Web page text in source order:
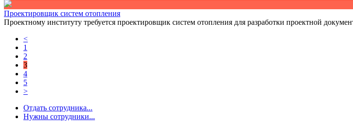
Проектировщик систем отопления
Проектному институту требуется проектировщик систем отопления для разработки проектной
<
1
2
3
4
5
>
Отдать сотрудника...
Нужны сотрудники...